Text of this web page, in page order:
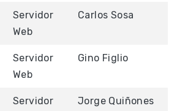
Servidor
Web
Carlos Sosa
Servidor
Web
Gino Figlio
Servidor
Jorge Quiñones